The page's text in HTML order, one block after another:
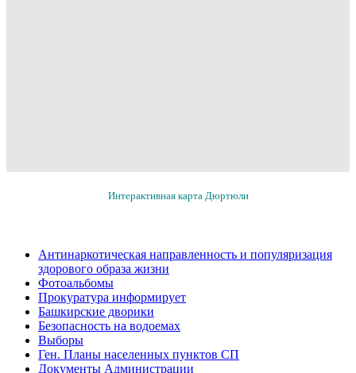
Интерактивная карта Дюртюли
Антинаркотическая направленность и популяризация
здорового образа жизни
Фотоальбомы
Прокуратура информирует
Башкирские дворики
Безопасность на водоемах
Выборы
Ген. Планы населенных пунктов СП
Документы Администрации